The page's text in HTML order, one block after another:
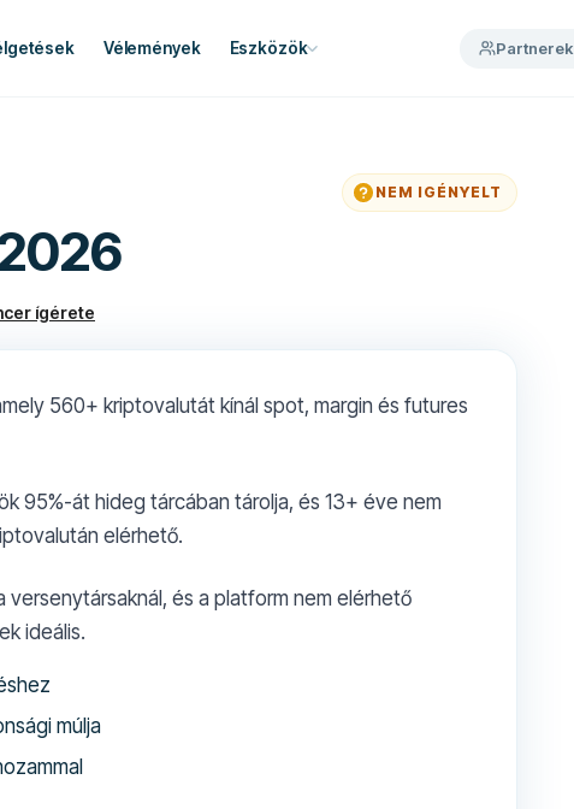
Vélemények Eszközök Partnerek
NEM IGÉNYELT
ígérete
560+ kriptovalutát kínál spot, margin és futures
95%-át hideg tárcában tárolja, és 13+ éve nem
elérhető.
versenytársaknál, és a platform nem elérhető
ideális.
múlja